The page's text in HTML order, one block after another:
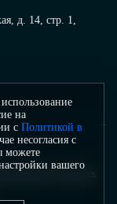
на
с Политикой в
несогласия с
можете
вашего
д. 14, стр. 1,
персональных